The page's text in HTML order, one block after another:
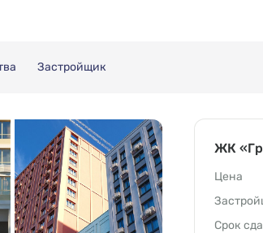
Застройщик
ЖК
Цена
Срок